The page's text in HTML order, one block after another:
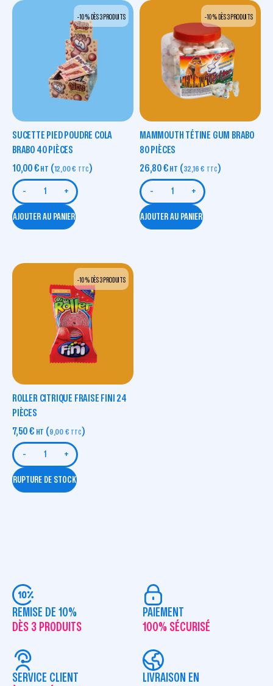
-10 % DÈS 3 PRODUITS
SUCETTE PIED POUDRE COLA
BRABO 40 PIÈCES
10,00€ HT (12,00€ TTC)
- +
AJOUTER AU PANIER
-10 % DÈS 3 PRODUITS
MAMMOUTH TÉTINE GUM BRABO
80 PIÈCES
26,80€ HT (32,16€ TTC)
- +
AJOUTER AU PANIER
-10 % DÈS 3 PRODUITS
ROLLER CITRIQUE FRAISE FINI 24
PIÈCES
7,50€ HT (9,00 € TTC)
- +
RUPTURE DE STOCK
REMISE DE 10%
DÈS 3 PRODUITS
PAIEMENT
100% SÉCURISÉ
SERVICE CLIENT
LIVRAISON EN